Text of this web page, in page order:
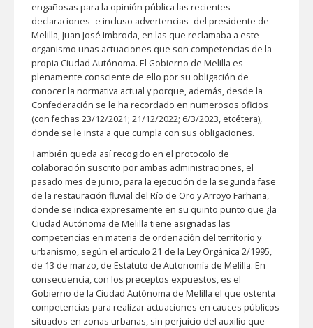
engañosas para la opinión pública las recientes
declaraciones -e incluso advertencias- del presidente de
Melilla, Juan José Imbroda, en las que reclamaba a este
organismo unas actuaciones que son competencias de la
propia Ciudad Autónoma. El Gobierno de Melilla es
plenamente consciente de ello por su obligación de
conocer la normativa actual y porque, además, desde la
Confederación se le ha recordado en numerosos oficios
(con fechas 23/12/2021; 21/12/2022; 6/3/2023, etcétera),
donde se le insta a que cumpla con sus obligaciones.
También queda así recogido en el protocolo de
colaboración suscrito por ambas administraciones, el
pasado mes de junio, para la ejecución de la segunda fase
de la restauración fluvial del Río de Oro y Arroyo Farhana,
donde se indica expresamente en su quinto punto que ¿la
Ciudad Autónoma de Melilla tiene asignadas las
competencias en materia de ordenación del territorio y
urbanismo, según el artículo 21 de la Ley Orgánica 2/1995,
de 13 de marzo, de Estatuto de Autonomía de Melilla. En
consecuencia, con los preceptos expuestos, es el
Gobierno de la Ciudad Autónoma de Melilla el que ostenta
competencias para realizar actuaciones en cauces públicos
situados en zonas urbanas, sin perjuicio del auxilio que